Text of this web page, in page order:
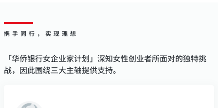
携手同行，实现理想
「华侨银行女企业家计划」深知女性创业者所面对的独特挑
战，因此围绕三大主轴提供支持。